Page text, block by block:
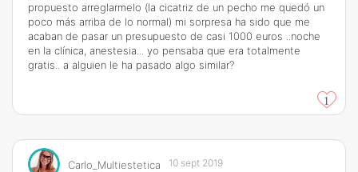
propuesto arreglarmelo (la cicatriz de un pecho me quedó un
poco más arriba de lo normal) mi sorpresa ha sido que me
acaban de pasar un presupuesto de casi 1000 euros ..noche
en la clínica, anestesia... yo pensaba que era totalmente
gratis.. a alguien le ha pasado algo similar?
1
Carlo_Multiestetica 10 sept 2019